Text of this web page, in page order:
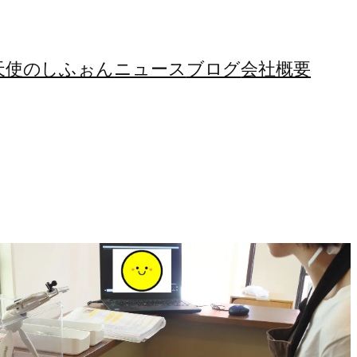
使のしふぉんニュース ブログ会社概要